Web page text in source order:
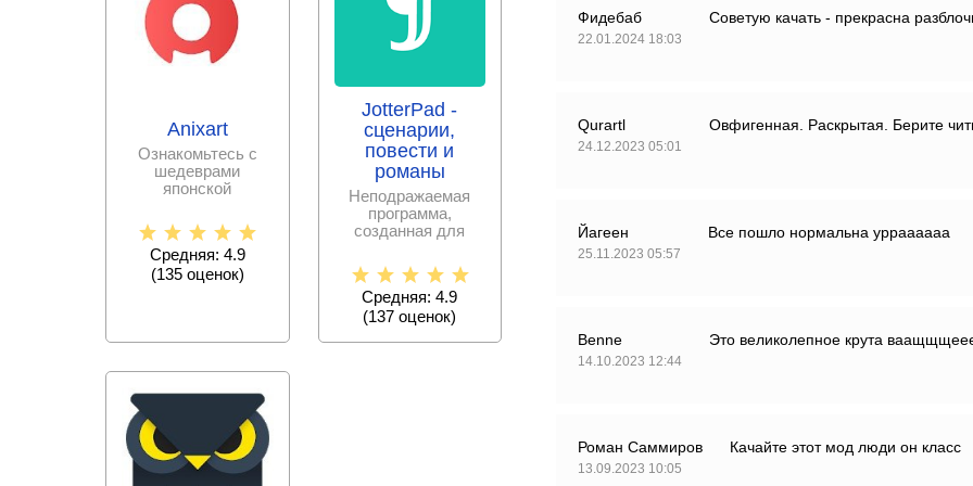
Фидебаб
22.01.2024 18:03
Советую качать - прекрасна
Qurartl
24.12.2023 05:01
Овфигенная. Раскрытая. Берите
Йагеен
25.11.2023 05:57
Все пошло нормальна урраааааа
Benne
14.10.2023 12:44
Это великолепное крута
Роман Саммиров
13.09.2023 10:05
Качайте этот мод люди он класс
Anixart
Ознакомьтесь с
шедеврами
японской
погрузившись в
загадочный и
Средняя: 4.9
(135оценок)
JotterPad -
сценарии,
повести и
романы
Неподражаемая
программа,
созданная для
удобного написания
повестей,
Средняя: 4.9
(137 оценок)